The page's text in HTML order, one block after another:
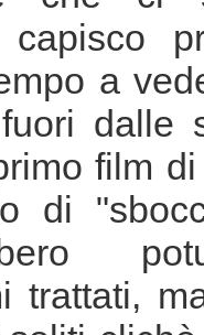
a
dalle
film
di
trattati,